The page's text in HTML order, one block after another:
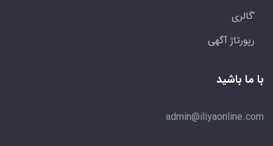
'گالری
رپورتاژ آگهی
با ما باشید
admin@iliyaonline.com